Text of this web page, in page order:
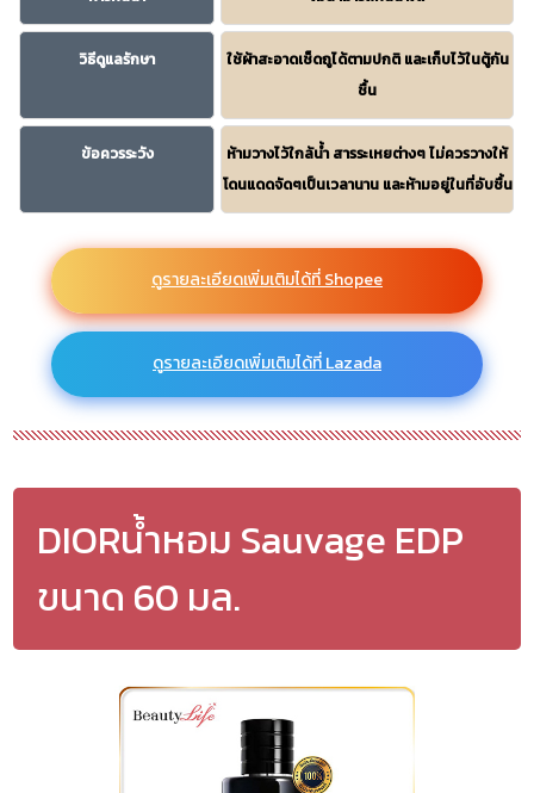
วิธีดูแลรักษา
ใช้ผ้าสะอาดเช็ดถูได้ตามปกติ และเก็บไว้ในตู้กัน
ชื้น
ข้อควรระวัง
ห้ามวางไว้ใกล้น้ำ สารระเหยต่างๆ ไม่ควรวางให้
โดนแดดจัดๆเป็นเวลานาน และห้ามอยู่ในที่อับชื้น
ดูรายละเอียดเพิ่มเติมได้ที่ Shopee
ดูรายละเอียดเพิ่มเติมได้ที่ Lazada
DIORน้ำหอม Sauvage EDP
ขนาด 60 มล.